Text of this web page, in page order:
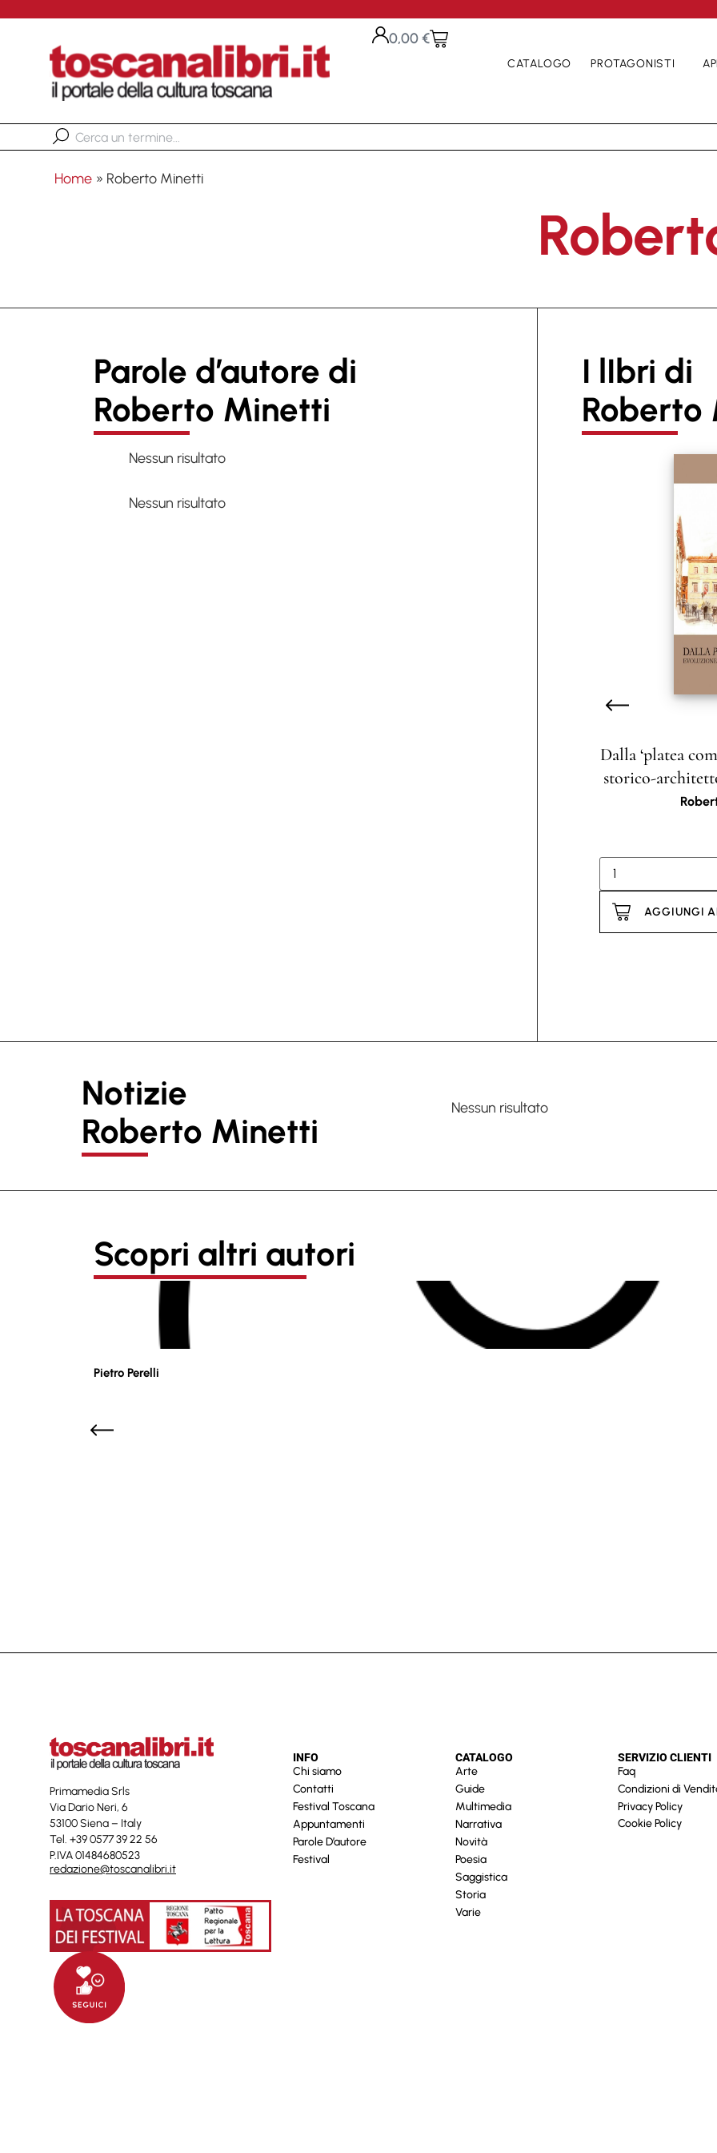
0,00€
CATALOGO PROTAGONISTI
Home » Roberto Minetti
Parole d’autore di
Roberto Minetti
Nessun risultato
Nessun risultato
I lIbri di
Roberto
Dalla ‘platea
storico-
AGGIUNGI
Notizie
Roberto Minetti
Nessun risultato
Scopri altri autori
Pietro Perelli
Primamedia Srls
Via Dario Neri, 6
53100 Siena – Italy
Tel. +39 0577 39 22 56
P.IVA 01484680523
redazione@toscanalibri.it
INFO
Chi siamo
Contatti
Festival Toscana
Appuntamenti
Parole D’autore
Festival
CATALOGO
Arte
Guide
Multimedia
Narrativa
Novità
Poesia
Saggistica
Storia
Varie
SERVIZIO CLIENTI
Faq
Condizioni di
Privacy Policy
Cookie Policy